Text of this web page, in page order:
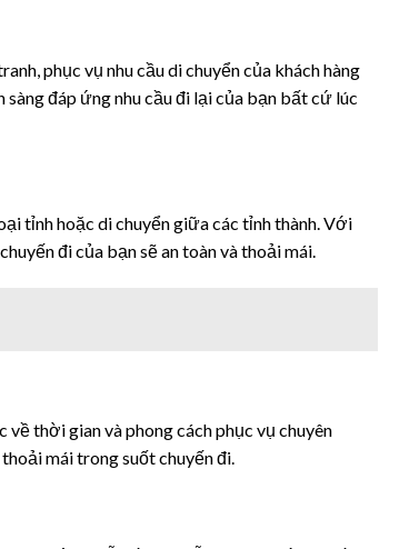
phục vụ nhu cầu di chuyển của khách hàng
sàng đáp ứng nhu cầu đi lại của bạn bất cứ lúc
tỉnh hoặc di chuyển giữa các tỉnh thành. Với
đi của bạn sẽ an toàn và thoải mái.
thời gian và phong cách phục vụ chuyên
mái trong suốt chuyến đi.